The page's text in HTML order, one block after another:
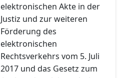
elektronischen Akte in der
Justiz und zur weiteren
Förderung des
elektronischen
Rechtsverkehrs vom 5. Juli
2017 und das Gesetz zum